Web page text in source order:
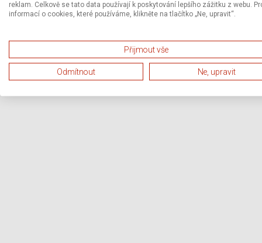
reklam. Celkově se tato data používají k poskytování lepšího zážitku z webu.
informací o cookies, které používáme, klikněte na tlačítko „Ne, upravit“.
Přijmout vše
Odmítnout Ne, upravit